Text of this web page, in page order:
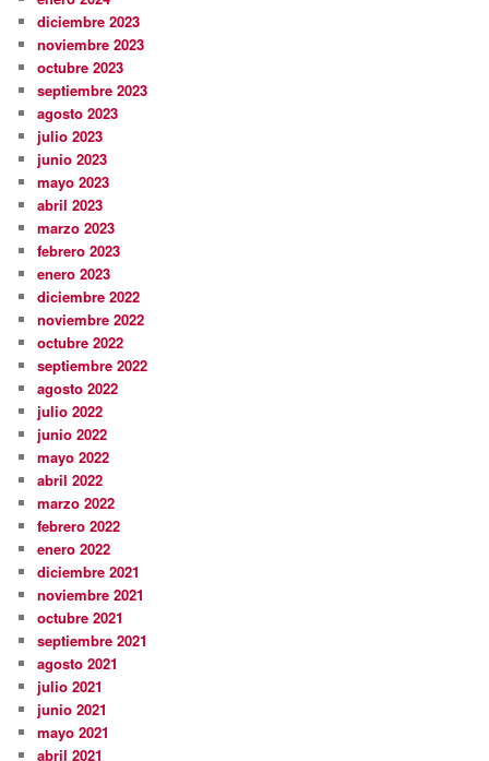
diciembre 2023
noviembre 2023
octubre 2023
septiembre 2023
agosto 2023
julio 2023
junio 2023
mayo 2023
abril 2023
marzo 2023
febrero 2023
enero 2023
diciembre 2022
noviembre 2022
octubre 2022
septiembre 2022
agosto 2022
julio 2022
junio 2022
mayo 2022
abril 2022
marzo 2022
febrero 2022
enero 2022
diciembre 2021
noviembre 2021
octubre 2021
septiembre 2021
agosto 2021
julio 2021
junio 2021
mayo 2021
abril 2021